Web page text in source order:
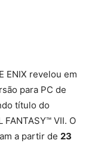
ENIX revelou em
para PC de
título do
VII. O
a partir de 23